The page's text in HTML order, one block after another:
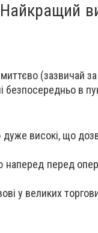
(зазвичай за
безпосередньо в
дуже високі, що
наперед перед
у великих